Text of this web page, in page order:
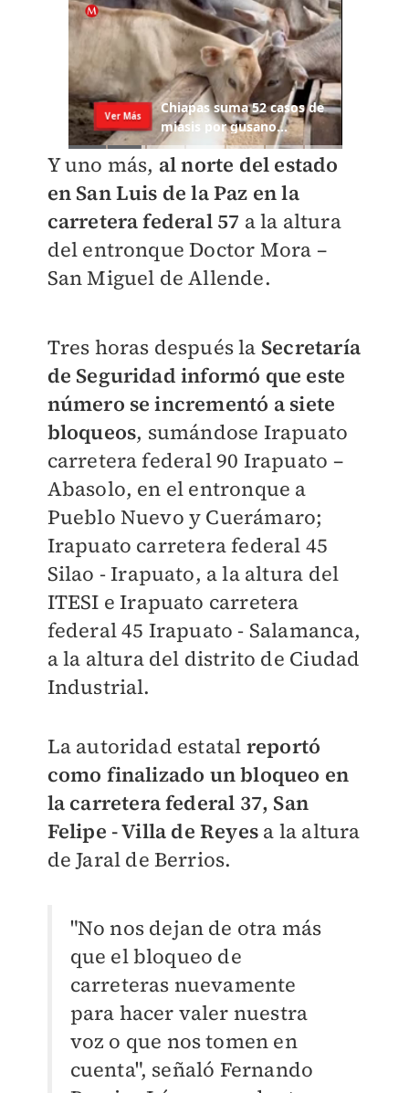
Y uno más, al norte del estado
en San Luis de la Paz en la
carretera federal 57 a la altura
del entronque Doctor Mora –
San Miguel de Allende.
Tres horas después la Secretaría
de Seguridad informó que este
número se incrementó a siete
bloqueos, sumándose Irapuato
carretera federal 90 Irapuato –
Abasolo, en el entronque a
Pueblo Nuevo y Cuerámaro;
Irapuato carretera federal 45
Silao - Irapuato, a la altura del
ITESI e Irapuato carretera
federal 45 Irapuato - Salamanca,
a la altura del distrito de Ciudad
Industrial.
La autoridad estatal reportó
como finalizado un bloqueo en
la carretera federal 37, San
Felipe - Villa de Reyes a la altura
de Jaral de Berrios.
"No nos dejan de otra más
que el bloqueo de
carreteras nuevamente
para hacer valer nuestra
voz o que nos tomen en
cuenta", señaló Fernando